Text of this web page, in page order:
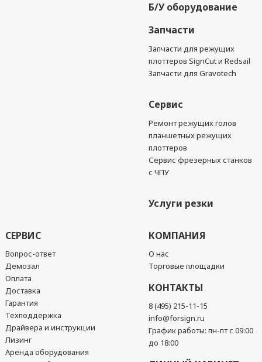
Б/У оборудование
Запчасти
Запчасти для режущих
плоттеров SignCut и Redsail
Запчасти для Gravotech
Сервис
Ремонт режущих голов
планшетных режущих
плоттеров
Сервис фрезерных станков
с ЧПУ
Услуги резки
СЕРВИС
Вопрос-ответ
Демозал
Оплата
Доставка
Гарантия
Техподдержка
Драйвера и инструкции
Лизинг
Аренда оборудования
КОМПАНИЯ
О нас
Торговые площадки
КОНТАКТЫ
8 (495) 215-11-15
info@forsign.ru
График работы: пн-пт с 09:00
до 18:00